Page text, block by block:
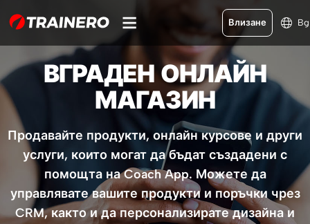
Влизане Bg
ВГРАДЕН ОНЛАЙН
МАГАЗИН
Продавайте продукти, онлайн курсове и други
услуги, които могат да бъдат създадени с
помощта на Coach App. Можете да
управлявате вашите продукти и поръчки чрез
CRM, както и да персонализирате дизайна и